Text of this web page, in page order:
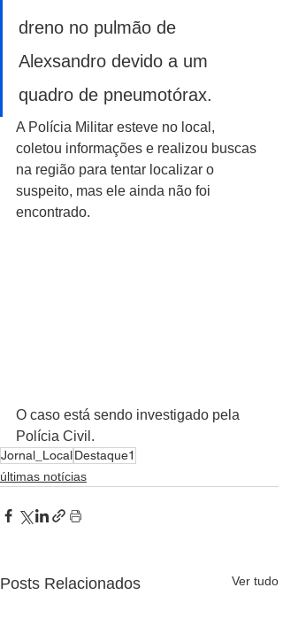
dreno no pulmão de
Alexsandro devido a um
quadro de pneumotórax.
A Polícia Militar esteve no local,
coletou informações e realizou buscas
na região para tentar localizar o
suspeito, mas ele ainda não foi
encontrado.
O caso está sendo investigado pela
Polícia Civil.
Jornal_LocalDestaque1
últimas notícias
Posts Relacionados Ver tudo